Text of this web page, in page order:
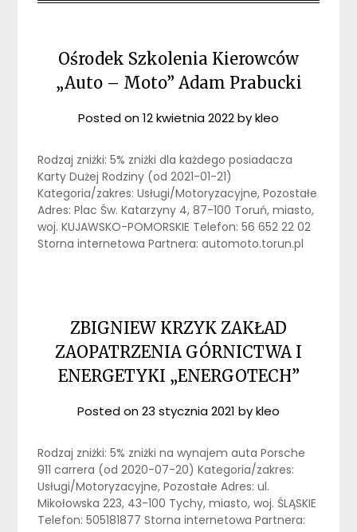
Ośrodek Szkolenia Kierowców
„Auto – Moto” Adam Prabucki
Posted on12 kwietnia 2022bykleo
Rodzaj zniżki: 5% zniżki dla każdego posiadacza
Karty Dużej Rodziny (od 2021-01-21)
Kategoria/zakres: Usługi/Motoryzacyjne, Pozostałe
Adres: Plac Św. Katarzyny 4, 87-100 Toruń, miasto,
woj. KUJAWSKO-POMORSKIE Telefon: 56 652 22 02
Storna internetowa Partnera: automoto.torun.pl
ZBIGNIEW KRZYK ZAKŁAD
ZAOPATRZENIA GÓRNICTWA I
ENERGETYKI „ENERGOTECH”
Posted on23 stycznia 2021 bykleo
Rodzaj zniżki: 5% zniżki na wynajem auta Porsche
911 carrera (od 2020-07-20) Kategoria/zakres:
Usługi/Motoryzacyjne, Pozostałe Adres: ul.
Mikołowska 223, 43-100 Tychy, miasto, woj. ŚLĄSKIE
Telefon: 505181877 Storna internetowa Partnera: